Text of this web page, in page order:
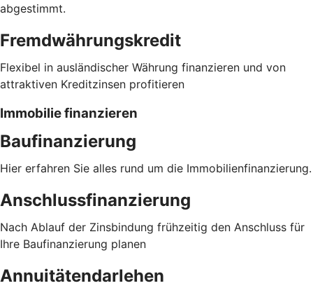
abgestimmt.
Fremdwährungskredit
Flexibel in ausländischer Währung finanzieren und von
attraktiven Kreditzinsen profitieren
Immobilie finanzieren
Baufinanzierung
Hier erfahren Sie alles rund um die Immobilienfinanzierung.
Anschlussfinanzierung
Nach Ablauf der Zinsbindung frühzeitig den Anschluss für
Ihre Baufinanzierung planen
Annuitätendarlehen